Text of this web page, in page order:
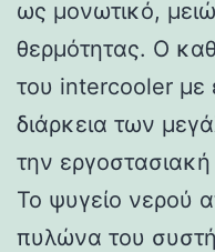
ως μονωτικό,
θερμότητας. Ο
του intercooler με
διάρκεια των
την
Το ψυγείο νερού
πυλώνα του